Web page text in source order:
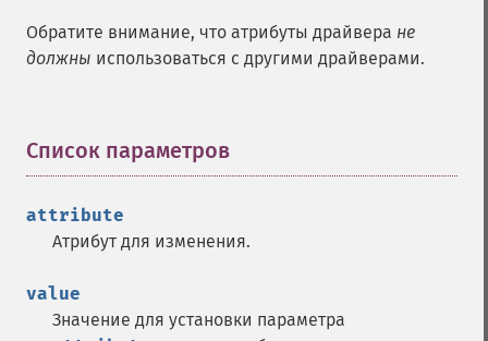
Обратите внимание, что атрибуты драйвера не
должны использоваться с другими драйверами.
Список параметров
attribute
Атрибут для изменения.
value
Значение для установки параметра